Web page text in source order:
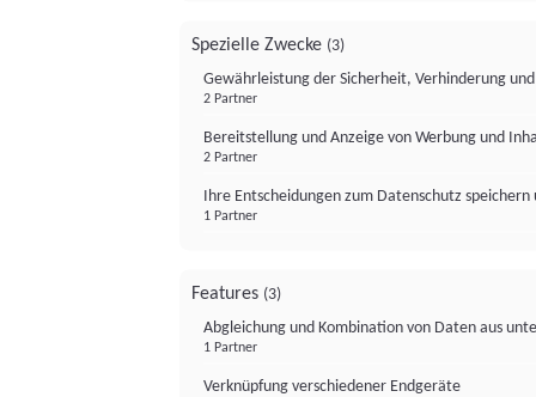
Spezielle Zwecke (3)
Gewährleistung der Sicherheit, Verhinderung
2 Partner
Bereitstellung und Anzeige von Werbung und
2 Partner
Ihre Entscheidungen zum Datenschutz
1 Partner
Features (3)
Abgleichung und Kombination von Daten aus
1 Partner
Verknüpfung verschiedener Endgeräte